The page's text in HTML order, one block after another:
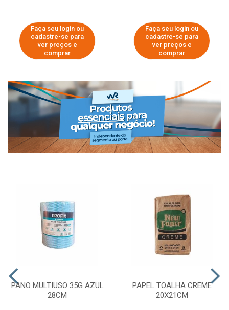
Faça seu login ou
cadastre-se para
ver preços e
comprar
Faça seu login ou
cadastre-se para
ver preços e
comprar
PANO MULTIUSO 35G AZUL
28CM
PAPEL TOALHA CREME
20X21CM